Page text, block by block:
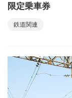
限定乗車券
鉄道関連